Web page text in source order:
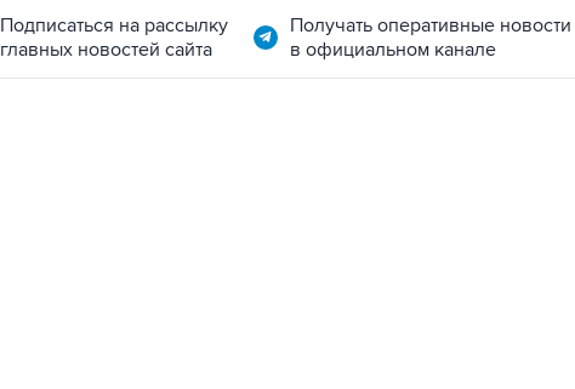
Подписаться на рассылку
главных новостей сайта
Получать оперативные новости
в официальном канале